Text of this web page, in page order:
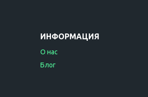
ИНФОРМАЦИЯ
О нас
Блог